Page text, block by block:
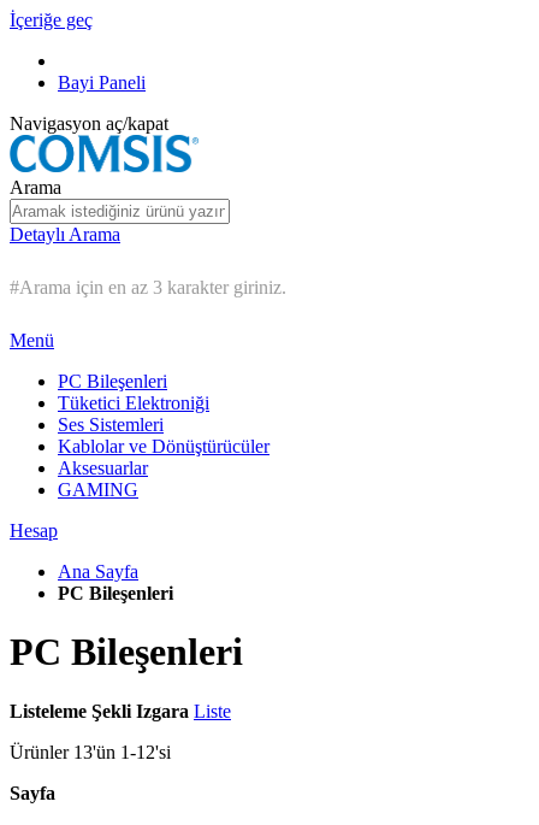
İçeriğe geç
Bayi Paneli
Navigasyon aç/kapat
Arama
Detaylı Arama
#Arama için en az 3 karakter giriniz.
Menü
PC Bileşenleri
Tüketici Elektroniği
Ses Sistemleri
Kablolar ve Dönüştürücüler
Aksesuarlar
GAMING
Hesap
Ana Sayfa
PC Bileşenleri
PC Bileşenleri
Listeleme Şekli Izgara Liste
Ürünler 13'ün 1-12'si
Sayfa